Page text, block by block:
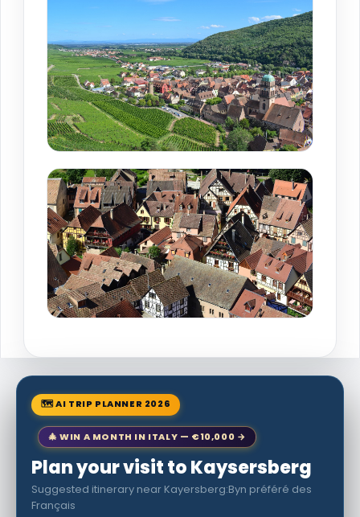
🗺 AI TRIP PLANNER 2026
🎄 WIN A MONTH IN ITALY — €10,000 →
Plan your visit to Kaysersberg
Suggested itinerary near Kayersberg:Byn préféré des
Français